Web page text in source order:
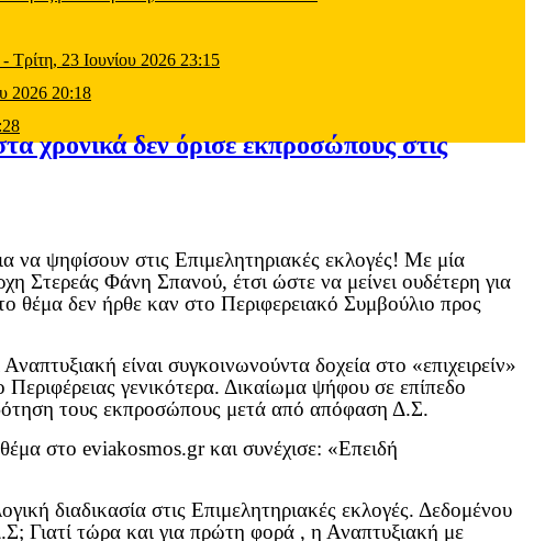
- Τρίτη, 23 Ιουνίου 2026 23:15
2026 20:18
χρονικά δεν όρισε εκπροσώπους στις
να ψηφίσουν στις Επιμελητηριακές εκλογές! Με μία
Στερεάς Φάνη Σπανού, έτσι ώστε να μείνει ουδέτερη για
θέμα δεν ήρθε καν στο Περιφερειακό Συμβούλιο προς
είναι συγκοινωνούντα δοχεία στο «επιχειρείν»
Περιφέρειας γενικότερα. Δικαίωμα ψήφου σε επίπεδο
τους εκπροσώπους μετά από απόφαση Δ.Σ.
στο eviakosmos.grκαι συνέχισε: «Επειδή
διαδικασία στις Επιμελητηριακές εκλογές. Δεδομένου
Γιατί τώρα και για πρώτη φορά , η Αναπτυξιακή με